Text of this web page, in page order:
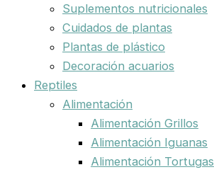
Suplementos nutricionales
Cuidados de plantas
Plantas de plástico
Decoración acuarios
Reptiles
Alimentación
Alimentación Grillos
Alimentación Iguanas
Alimentación Tortugas